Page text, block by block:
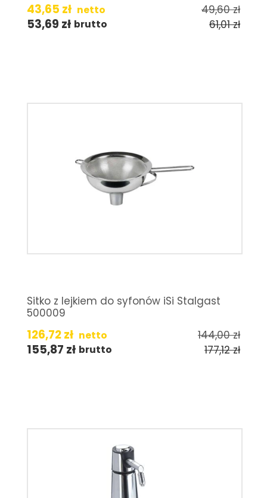
43,65 zł netto 49,60zł
53,69 zł brutto 61,01zł
Sitko z lejkiem do syfonów iSi Stalgast
500009
126,72zł netto 144,00zł
155,87 zł brutto 177,12zł